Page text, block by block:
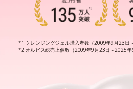
クレンジングジェル購入者数（2009年9月23日
オルビス総売上個数（2009年9月23日～2025年